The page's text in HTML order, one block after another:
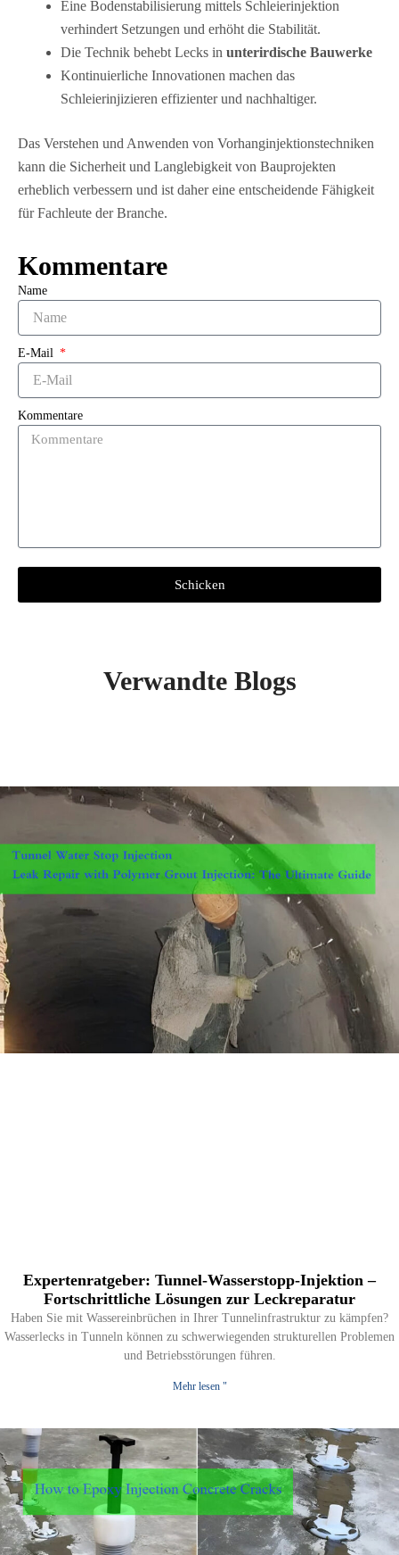
Eine Bodenstabilisierung mittels Schleierinjektion
verhindert Setzungen und erhöht die Stabilität.
Die Technik behebt Lecks in unterirdische Bauwerke
Kontinuierliche Innovationen machen das
Schleierinjizieren effizienter und nachhaltiger.
Das Verstehen und Anwenden von Vorhanginjektionstechniken
kann die Sicherheit und Langlebigkeit von Bauprojekten
erheblich verbessern und ist daher eine entscheidende Fähigkeit
für Fachleute der Branche.
Kommentare
Name
E-Mail
Kommentare
Schicken
Verwandte Blogs
Expertenratgeber: Tunnel-Wasserstopp-Injektion –
Fortschrittliche Lösungen zur Leckreparatur
Haben Sie mit Wassereinbrüchen in Ihrer Tunnelinfrastruktur zu kämpfen?
Wasserlecks in Tunneln können zu schwerwiegenden strukturellen Problemen
und Betriebsstörungen führen.
Mehr lesen "